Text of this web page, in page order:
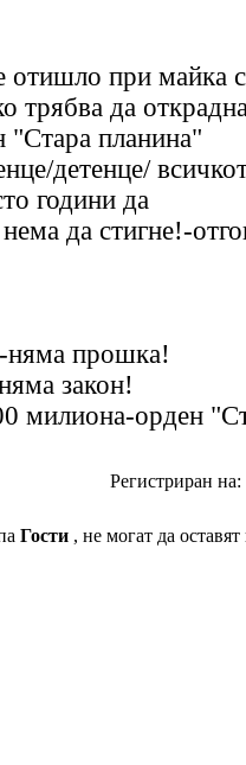
отишло при майка
трябва да
"Стара планина"
детенце/
години да
да стигне!-
няма прошка!
закон!
милиона-орден
Регистриран
Гости , не могат да